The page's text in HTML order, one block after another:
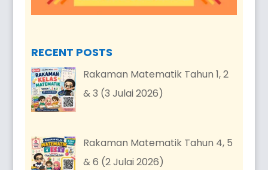
RECENT POSTS
Rakaman Matematik Tahun 1, 2
& 3 (3 Julai 2026)
Rakaman Matematik Tahun 4, 5
& 6 (2 Julai 2026)